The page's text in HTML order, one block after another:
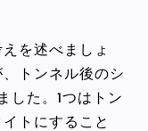
を述べましょ
トンネル後のシ
した。1つはトン
トにすること